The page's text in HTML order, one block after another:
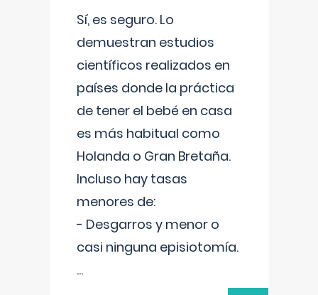
Sí, es seguro. Lo
demuestran estudios
científicos realizados en
países donde la práctica
de tener el bebé en casa
es más habitual como
Holanda o Gran Bretaña.
Incluso hay tasas
menores de:
- Desgarros y menor o
casi ninguna episiotomía.
...